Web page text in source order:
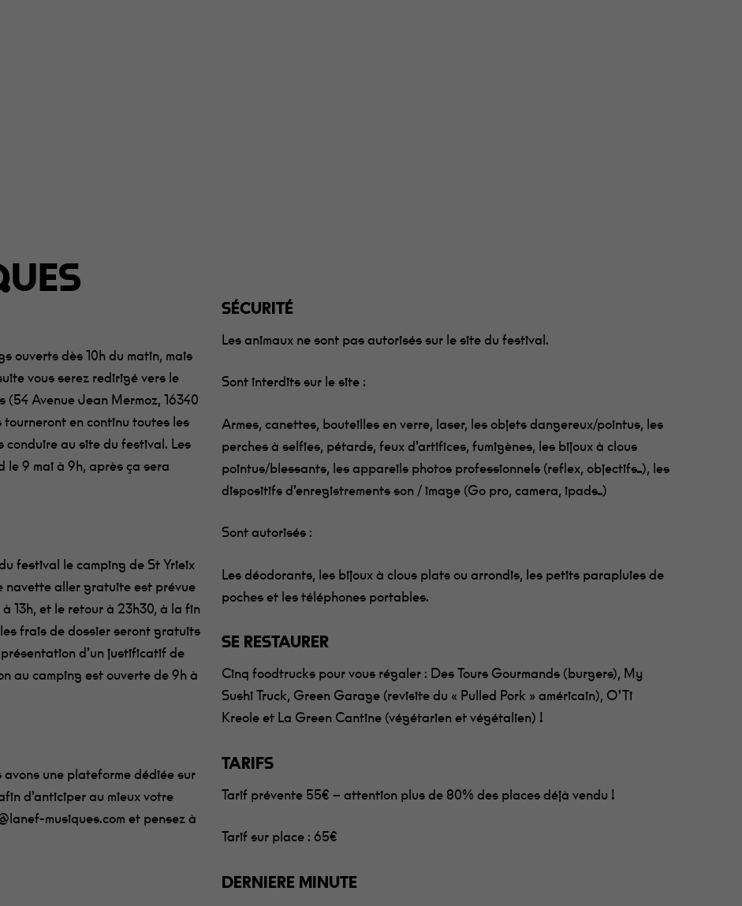
ouverts dès 10h du matin, mais
vous serez redirigé vers le
Avenue Jean Mermoz, 16340
tourneront en continu toutes les
conduire au site du festival. Les
le 9 mai à 9h, après ça sera
festival le camping de St Yrieix
navette aller gratuite est prévue
13h, et le retour à 23h30, à la fin
frais de dossier seront gratuits
d’un justificatif de
au camping est ouverte de 9h à
avons une plateforme dédiée sur
d’anticiper au mieux votre
musiques.com et pensez à
SÉCURITÉ
Les animaux ne sont pas autorisés sur le site du festival.
Sont interdits sur le site :
Armes, canettes, bouteilles en verre, laser, les objets dangereux/pointus, les
perches à selfies, pétards, feux d’artifices, fumigènes, les bijoux à clous
pointus/blessants, les appareils photos professionnels (reflex, objectifs…), les
dispositifs d’enregistrements son / image (Go pro, camera, ipads…)
Sont autorisés :
Les déodorants, les bijoux à clous plats ou arrondis, les petits parapluies de
poches et les téléphones portables.
SE RESTAURER
Cinq foodtrucks pour vous régaler : Des Tours Gourmands (burgers), My
Sushi Truck, Green Garage (revisite du « Pulled Pork » américain), O’Ti
Kreole et La Green Cantine (végétarien et végétalien) !
TARIFS
Tarif prévente 55€ – attention plus de 80% des places déjà vendu !
Tarif sur place : 65€
DERNIERE MINUTE